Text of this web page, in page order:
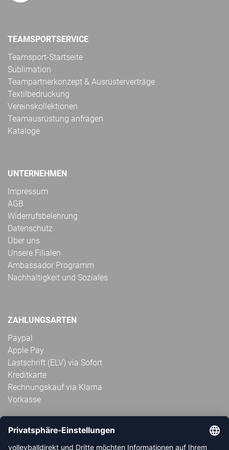
TEAMSPORTSERVICE
Teamsport-Startseite
Sublimation
Teampartnerkonzept & Ausrüsterverträge
Textilbedruckung
Vereinskollektionen
Teamausrüstung anfragen
Kataloge
UNTERNEHMEN
Impressum
AGB
Widerrufsbelehrung
Datenschutz
Über uns
Unsere Filialen
Ambassador Programm
Nachhaltigkeit und Soziales
ZAHLUNGSARTEN
Paypal
Apple Pay
Lastschrift (ELV) via Sofort
Kreditkarte
Rechnungskauf via Klarna
Vorkasse
ABONNIERE JETZT DEN KOSTENLOSEN
VOLLEYBALLDIREKT-NEWSLETTER UND VERPASSE KEINE